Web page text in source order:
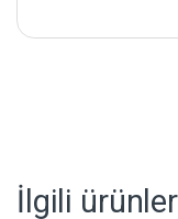
İlgili ürünler